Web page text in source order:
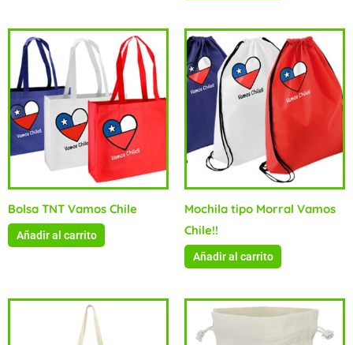
Bolsa TNT Vamos Chile
Añadir al carrito
Mochila tipo Morral Vamos
Chile!!
Añadir al carrito